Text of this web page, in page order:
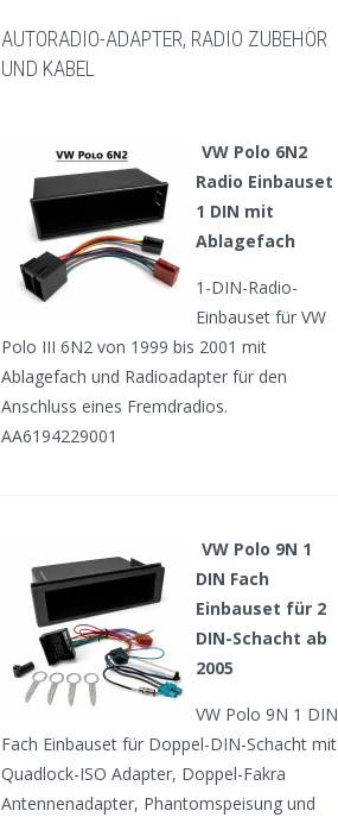
AUTORADIO-ADAPTER, RADIO ZUBEHÖR
UND KABEL
VW Polo 6N2
Radio Einbauset
1 DIN mit
Ablagefach
1-DIN-Radio-
Einbauset für VW
Polo III 6N2 von 1999 bis 2001 mit
Ablagefach und Radioadapter für den
Anschluss eines Fremdradios.
AA6194229001
VW Polo 9N 1
DIN Fach
Einbauset für 2
DIN-Schacht ab
2005
VW Polo 9N 1 DIN
Fach Einbauset für Doppel-DIN-Schacht mit
Quadlock-ISO Adapter, Doppel-Fakra
Antennenadapter, Phantomspeisung und